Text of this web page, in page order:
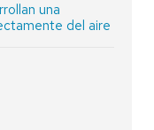
una
del aire